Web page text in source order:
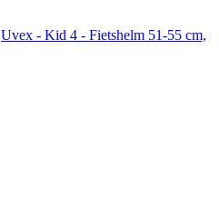
Uvex - Kid 4 - Fietshelm 51-55 cm,